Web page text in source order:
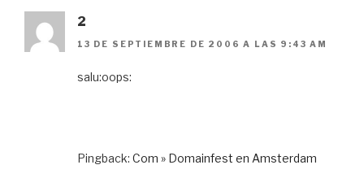
2
13 DE SEPTIEMBRE DE 2006 A LAS 9:43 AM
salu:oops:
Pingback: Com » Domainfest en Amsterdam